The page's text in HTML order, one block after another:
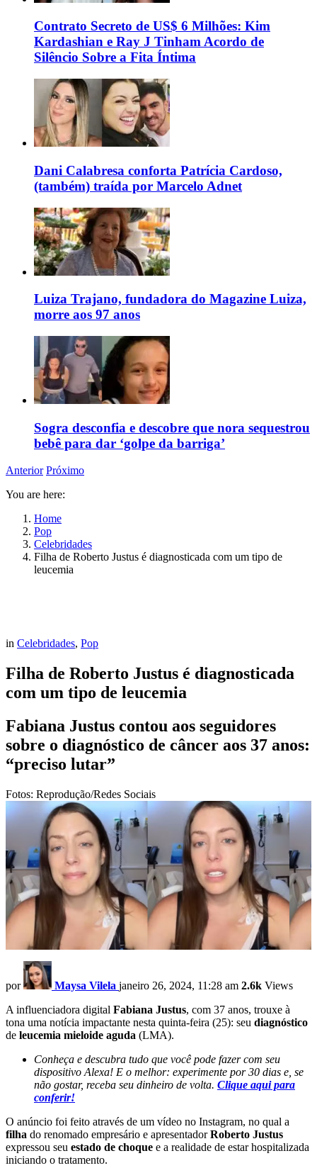
Contrato Secreto de US$ 6 Milhões: Kim
Kardashian e Ray J Tinham Acordo de
Silêncio Sobre a Fita Íntima
Dani Calabresa conforta Patrícia Cardoso,
(também) traída por Marcelo Adnet
Luiza Trajano, fundadora do Magazine Luiza,
morre aos 97 anos
Sogra desconfia e descobre que nora sequestrou
bebê para dar ‘golpe da barriga’
Anterior Próximo
You are here:
Home
Pop
Celebridades
Filha de Roberto Justus é diagnosticada com um tipo de
leucemia
in Celebridades, Pop
Filha de Roberto Justus é diagnosticada
com um tipo de leucemia
Fabiana Justus contou aos seguidores
sobre o diagnóstico de câncer aos 37 anos:
“preciso lutar”
Fotos: Reprodução/Redes Sociais
por Maysa Vilela janeiro 26, 2024, 11:28 am 2.6k Views
A influenciadora digital Fabiana Justus, com 37 anos, trouxe à
tona uma notícia impactante nesta quinta-feira (25): seu diagnóstico
de leucemia mieloide aguda (LMA).
Conheça e descubra tudo que você pode fazer com seu
dispositivo Alexa! E o melhor: experimente por 30 dias e, se
não gostar, receba seu dinheiro de volta. Clique aqui para
conferir!
O anúncio foi feito através de um vídeo no Instagram, no qual a
filha do renomado empresário e apresentadorRoberto Justus
expressou seu estado de choque e a realidade de estar hospitalizada
iniciando o tratamento.